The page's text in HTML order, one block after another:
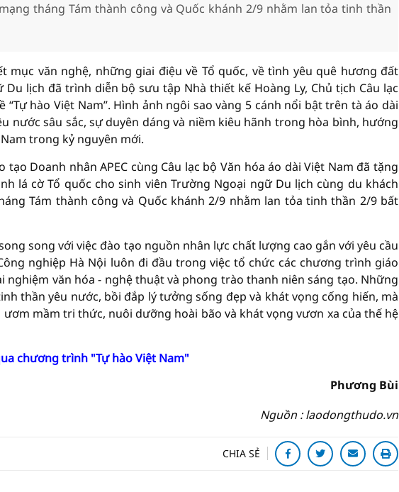
tháng Tám thành công và Quốc khánh 2/9 nhằm lan tỏa tinh thần
mục văn nghệ, những giai điệu về Tổ quốc, về tình yêu quê hương đất
lịch đã trình diễn bộ sưu tập Nhà thiết kế Hoàng Ly, Chủ tịch Câu lạc
“Tự hào Việt Nam”. Hình ảnh ngôi sao vàng 5 cánh nổi bật trên tà áo dài
nước sâu sắc, sự duyên dáng và niềm kiêu hãnh trong hòa bình, hướng
trong kỷ nguyên mới.
Doanh nhân APEC cùng Câu lạc bộ Văn hóa áo dài Việt Nam đã tặng
lá cờ Tổ quốc cho sinh viên Trường Ngoại ngữ Du lịch cùng du khách
Tám thành công và Quốc khánh 2/9 nhằm lan tỏa tinh thần 2/9 bất
song với việc đào tạo nguồn nhân lực chất lượng cao gắn với yêu cầu
nghiệp Hà Nội luôn đi đầu trong việc tổ chức các chương trình giáo
văn hóa - nghệ thuật và phong trào thanh niên sáng tạo. Những
thần yêu nước, bồi đắp lý tưởng sống đẹp và khát vọng cống hiến, mà
mầm tri thức, nuôi dưỡng hoài bão và khát vọng vươn xa của thế hệ
chương trình "Tự hào Việt Nam"
Phương Bùi
Nguồn : laodongthudo.vn
CHIA SẺ